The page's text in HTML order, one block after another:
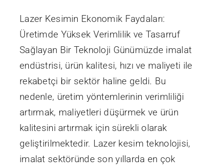
Lazer Kesimin Ekonomik Faydaları:
Üretimde Yüksek Verimlilik ve Tasarruf
Sağlayan Bir Teknoloji Günümüzde imalat
endüstrisi, ürün kalitesi, hızı ve maliyeti ile
rekabetçi bir sektör haline geldi. Bu
nedenle, üretim yöntemlerinin verimliliği
artırmak, maliyetleri düşürmek ve ürün
kalitesini artırmak için sürekli olarak
geliştirilmektedir. Lazer kesim teknolojisi,
imalat sektöründe son yıllarda en çok